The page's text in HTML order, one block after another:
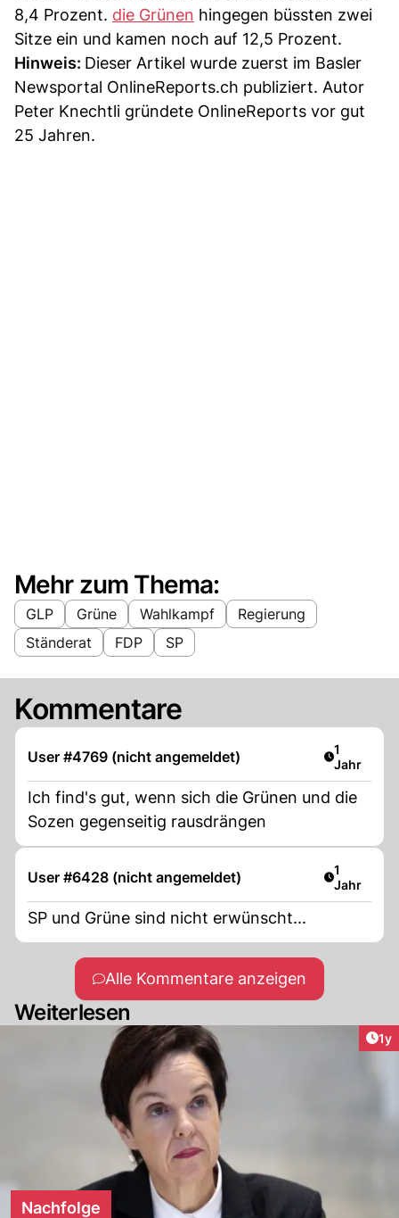
8,4 Prozent. die Grünen hingegen büssten zwei
Sitze ein und kamen noch auf 12,5 Prozent.
Hinweis: Dieser Artikel wurde zuerst im Basler
Newsportal OnlineReports.ch publiziert. Autor
Peter Knechtli gründete OnlineReports vor gut
25 Jahren.
Mehr zum Thema:
GLP Grüne Wahlkampf
Regierung
Ständerat
FDP SP
Kommentare
User #4769 (nicht angemeldet) Artikel
1
Jahr
Ich find's gut, wenn sich die Grünen und die
Sozen gegenseitig rausdrängen
User #6428 (nicht angemeldet) Artikel
1
Jahr
SP und Grüne sind nicht erwünscht...
Alle Kommentare anzeigen
Weiterlesen
1y
Nachfolge